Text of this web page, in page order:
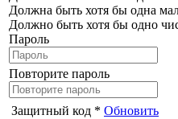
Должна быть хотя бы одна
Должно быть хотя бы одно
Пароль
Повторите пароль
Защитный код * Обновить